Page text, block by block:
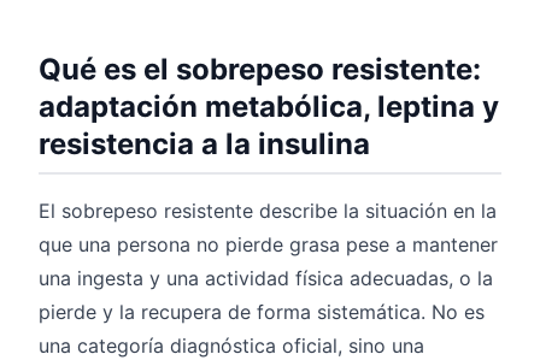
Qué es el sobrepeso resistente:
adaptación metabólica, leptina y
resistencia a la insulina
El sobrepeso resistente describe la situación en la
que una persona no pierde grasa pese a mantener
una ingesta y una actividad física adecuadas, o la
pierde y la recupera de forma sistemática. No es
una categoría diagnóstica oficial, sino una